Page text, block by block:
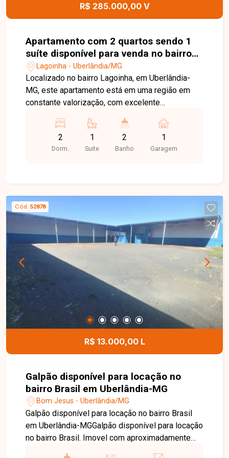
R$ 285.000,00 V
Apartamento com 2 quartos sendo 1
suíte disponível para venda no bairro
Lagoinha em Uberlândia-MG
Lagoinha - Uberlândia/MG
Localizado no bairro Lagoinha, em Uberlândia-
MG, este apartamento está em uma região em
constante valorização, com excelente
da cidade e proximidade com supermercados,
escolas, farmácias e diversos comércios,
proporcionando praticidade, conforto e qualidade
vaga de garagem. Conta com armários planejados
nos quartos, banheiros e cozinha, oferecendo
ambientes funcionais, organizados e prontos
para morar. O condomínio possui água inclusa na
taxa condominial, proporcionando mais
comodidade e economia aos moradores. Esta é
uma excelente oportunidade para quem busca um
apartamento moderno, funcional e bem localizado
no bairro Lagoinha. Agende uma visita e venha
conhecer todos os detalhes deste imóvel.
2
Dorm.
1
Suite
2
Banho
1
Garagem
Cód. 52878
R$ 13.000,00 L
Galpão disponível para locação no
bairro Brasil em Uberlândia-MG
Bom Jesus - Uberlândia/MG
Galpão disponível para locação no bairro Brasil
em Uberlândia-MGGalpão disponível para locação
no bairro Brasil. Imovel com aproximadamente